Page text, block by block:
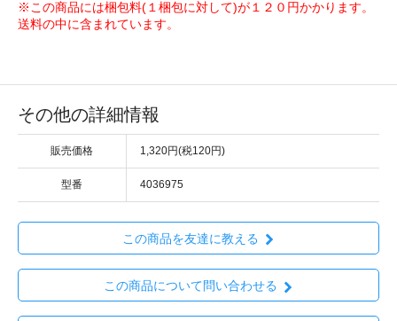
※この商品には梱包料(１梱包に対して)が１２０円かかります。
送料の中に含まれています。
その他の詳細情報
販売価格 1,320円(税120円)
型番 4036975
この商品を友達に教える
この商品について問い合わせる